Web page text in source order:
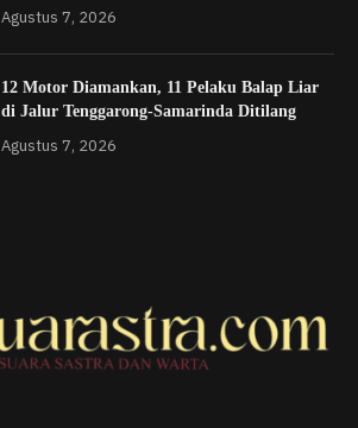
Agustus 7, 2026
12 Motor Diamankan, 11 Pelaku Balap Liar
di Jalur Tenggarong-Samarinda Ditilang
Agustus 7, 2026